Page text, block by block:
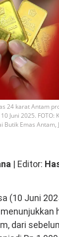
24 karat Antam
Juni 2025. FOTO:
Emas Antam,
| Editor:
(10 Juni
dari